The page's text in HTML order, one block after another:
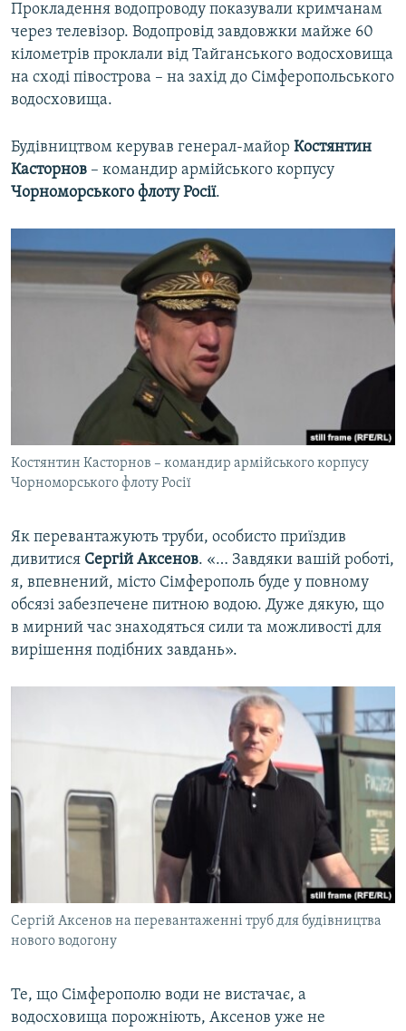
Прокладення водопроводу показували кримчанам
через телевізор. Водопровід завдовжки майже 60
кілометрів проклали від Тайганського водосховища
на сході півострова – на захід до Сімферопольського
водосховища.
Будівництвом керував генерал-майор Костянтин
Касторнов – командир армійського корпусу
Чорноморського флоту Росії.
Костянтин Касторнов – командир армійського корпусу
Чорноморського флоту Росії
Як перевантажують труби, особисто приїздив
дивитися Сергій Аксенов. «… Завдяки вашій роботі,
я, впевнений, місто Сімферополь буде у повному
обсязі забезпечене питною водою. Дуже дякую, що
в мирний час знаходяться сили та можливості для
вирішення подібних завдань».
Cергій Аксенов на перевантаженні труб для будівництва
нового водогону
Те, що Сімферополю води не вистачає, а
водосховища порожніють, Аксенов уже не